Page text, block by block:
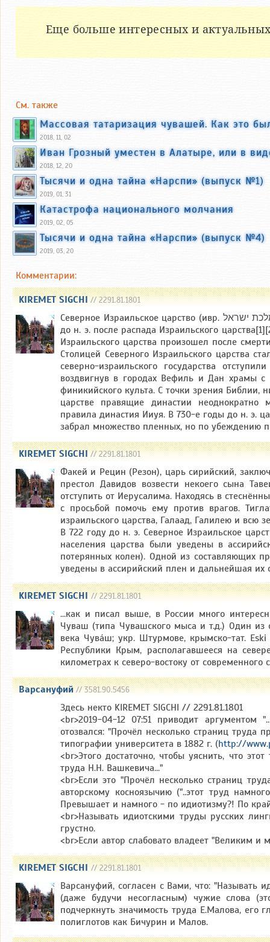
Еще больше интересных и
См. также
Массовая татаризация чувашей. Как это
2018, 11, 02
Иван Грозный уместен в Алатыре, или в
2018, 12, 20
Тысячи и одна тайна «Нарспи» (выпуск №1)
2019, 01, 31
Катастрофа национального молчания
2019, 02, 05
Тысячи и одна тайна «Нарспи» (выпуск №4)
2019, 03, 20
Комментарии:
KIREMET SIGCHI// 2291.81.1801
Северное Израильское царство (ивр. ‏ממלכת ישראל‏‎) — одно из двух еврейских государств древности. Возникло в X веке
до н. э. после распада Израильского
Израильского царства произошел после
Столицей Северного Израильского царства
северно-израильского государства
воздвигнув в городах Вефиль и Дан храмы
финикийского культа. С точки зрения
царстве правящие династии неоднократно
правила династия Ииуя. В 730-е годы до н. э.
забрал множество пленных, но по убеждению
KIREMET SIGCHI// 2291.81.1801
Факей и Рецин (Резон), царь сирийский,
престол Давидов возвести некоего сына
отступить от Иерусалима. Находясь в
с просьбой помочь ему против врагов.
израильского царства, Галаад, Галилею и
В 722 году до н. э. Северное Израильское
населения царства были уведены в
потерянных колен). Одной из составляющих
уведены в ассирийский плен и дальнейшая их
KIREMET SIGCHI// 2291.81.1801
...как и писал выше, в России много
Чуваш (типа Чувашского мыса и т.д.) Один
века Чува́ш; укр. Штурмове, крымско-тат.
Республики Крым, располагавшееся на
километрах к северо-востоку от современного
Варсануфий// 3581.90.5456
Здесь некто KIREMET SIGCHI // 2291.81.1801
<br>2019-04-12 07:51 приводит
отозвался: "Прочёл несколько страниц труда
типографии университета в 1882 г. (http://
<br>Этого достаточно, чтобы уяснить, что
труда Н.Н. Вашкевича..."
<br>Если это "Прочёл несколько страниц
авторскому косноязычию ("..этот труд
Превышает и намного - по идиотизму?! По
<br>Называть идиотскими труды русских
грустно.
<br>Если автор слабовато владеет "Великим и
KIREMET SIGCHI// 2291.81.1801
Варсануфий, согласен с Вами, что: "Называть
(даже будучи несогласным) чужие слова
подчеркнуть значимость труда Е.Малова, его
полиглотов как Бичурин и Малов.